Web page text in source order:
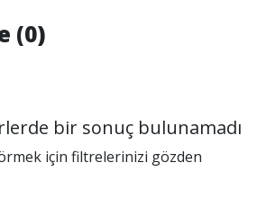
(0)
bir sonuç bulunamadı
için filtrelerinizi gözden